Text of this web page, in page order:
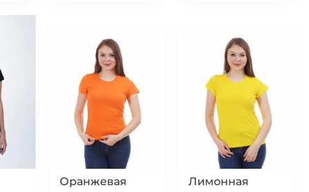
Оранжевая
Лимонная